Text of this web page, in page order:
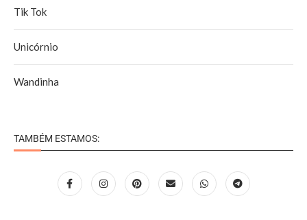
Tik Tok
Unicórnio
Wandinha
TAMBÉM ESTAMOS: